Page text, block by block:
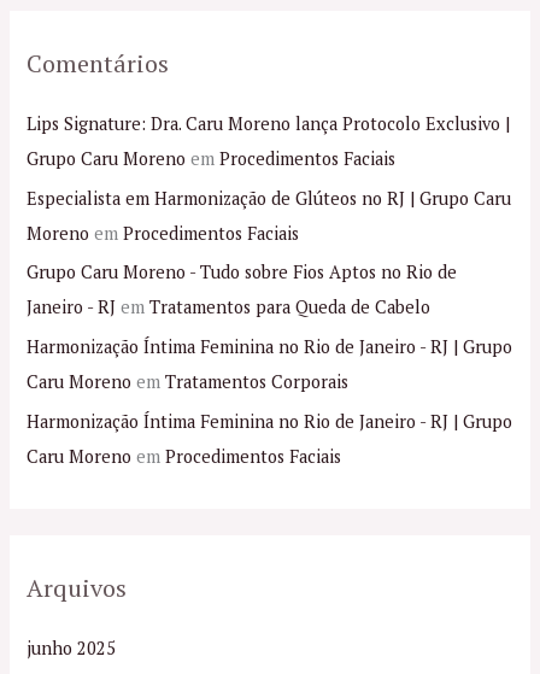
Comentários
Lips Signature: Dra. Caru Moreno lança Protocolo Exclusivo |
Grupo Caru Moreno emProcedimentos Faciais
Especialista em Harmonização de Glúteos no RJ | Grupo Caru
Moreno emProcedimentos Faciais
Grupo Caru Moreno - Tudo sobre Fios Aptos no Rio de
Janeiro - RJ emTratamentos para Queda de Cabelo
Harmonização Íntima Feminina no Rio de Janeiro - RJ | Grupo
Caru Moreno emTratamentos Corporais
Harmonização Íntima Feminina no Rio de Janeiro - RJ | Grupo
Caru Moreno emProcedimentos Faciais
Arquivos
junho 2025